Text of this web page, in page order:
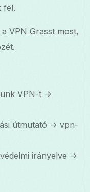
fel.
VPN Grasst most,
VPN-t ->
útmutató -> vpn-
irányelve ->